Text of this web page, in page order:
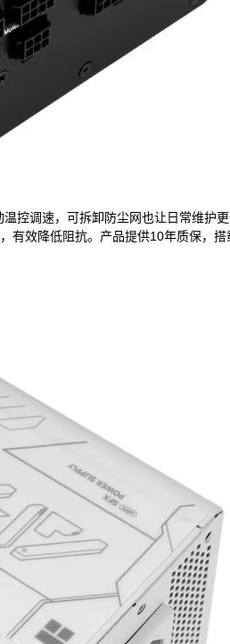
控调速，可拆卸防尘网也让日常维护
效降低阻抗。产品提供10年质保，